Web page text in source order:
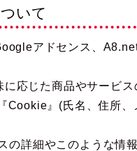
いて
アドセンス、
応じた商品やサービ
Cookie』(氏名、住所
の詳細やこのような情